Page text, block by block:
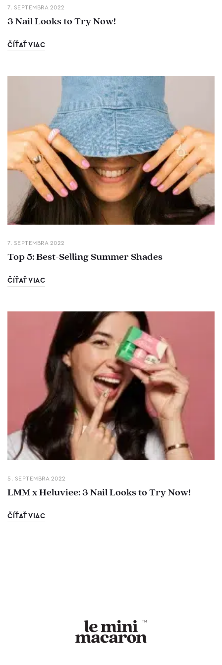
7. SEPTEMBRA 2022
3 Nail Looks to Try Now!
ČÍŤAŤ VIAC
7. SEPTEMBRA 2022
Top 5: Best-Selling Summer Shades
ČÍŤAŤ VIAC
5. SEPTEMBRA 2022
LMM x Heluviee: 3 Nail Looks to Try Now!
ČÍŤAŤ VIAC